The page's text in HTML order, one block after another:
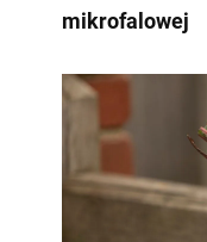
mikrofalowej